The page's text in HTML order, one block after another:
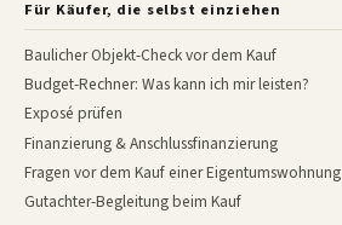
Für Käufer, die selbst einziehen
Baulicher Objekt-Check vor dem Kauf
Budget-Rechner: Was kann ich mir leisten?
Exposé prüfen
Finanzierung & Anschlussfinanzierung
Fragen vor dem Kauf einer Eigentumswohnung
Gutachter-Begleitung beim Kauf